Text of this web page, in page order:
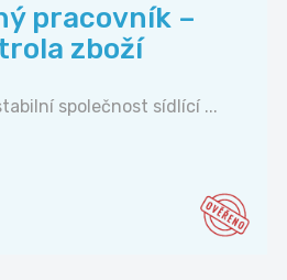
pracovník –
zboží
společnost sídlící ...